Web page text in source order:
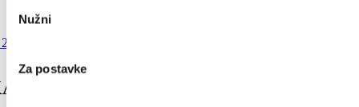
pristanka
Nužni
Za postavke
2025